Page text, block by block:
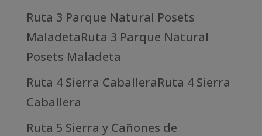
Ruta 3 Parque Natural Posets
MaladetaRuta 3 Parque Natural
Posets Maladeta
Ruta 4 Sierra CaballeraRuta 4 Sierra
Caballera
Ruta 5 Sierra y Cañones de